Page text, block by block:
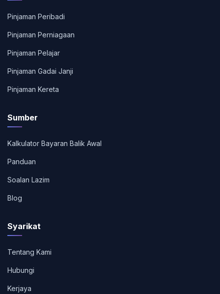
Pinjaman Peribadi
Pinjaman Perniagaan
Pinjaman Pelajar
Pinjaman Gadai Janji
Pinjaman Kereta
Sumber
Kalkulator Bayaran Balik Awal
Panduan
Soalan Lazim
Blog
Syarikat
Tentang Kami
Hubungi
Kerjaya